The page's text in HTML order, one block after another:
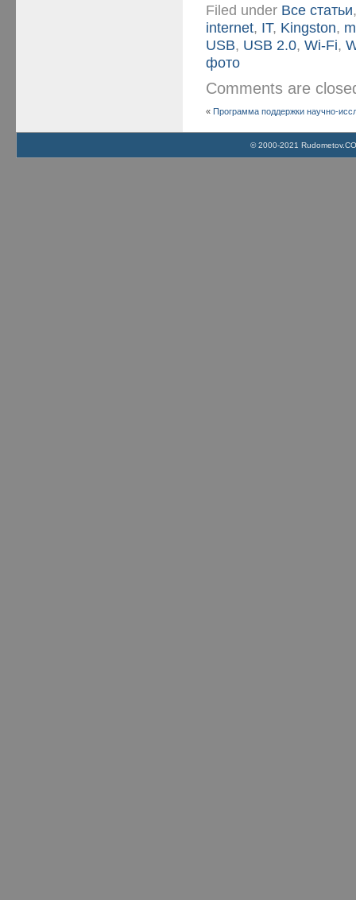
Filed under Все статьи
internet, IT, Kingston,
USB, USB 2.0,Wi-Fi,
фото
Comments are
«Программа поддержки научно-
© 2000-2021